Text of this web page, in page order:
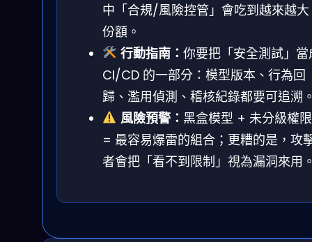
中「合規/風險控管」會吃到越來越大
份額。
行動指南： 你要把「安全測試」當
CI/CD 的一部分：模型版本、行為回
歸、濫用偵測、稽核紀錄都要可追溯
風險預警： 黑盒模型 + 未分級權限
= 最容易爆雷的組合；更糟的是，攻
者會把「看不到限制」視為漏洞來用